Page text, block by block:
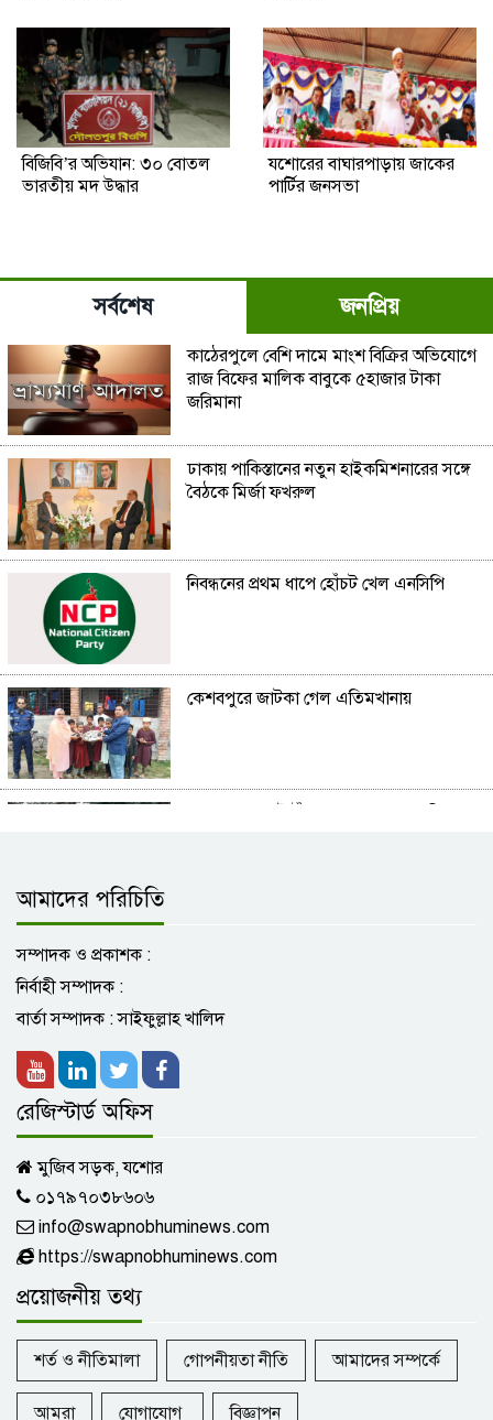
বিজিবি’র অভিযান: ৩০ বোতল
ভারতীয় মদ উদ্ধার
যশোরের বাঘারপাড়ায় জাকের
পার্টির জনসভা
সর্বশেষ জনপ্রিয়
কাঠেরপুলে বেশি দামে মাংশ বিক্রির অভিযোগে
রাজ বিফের মালিক বাবুকে ৫হাজার টাকা
জরিমানা
ঢাকায় পাকিস্তানের নতুন হাইকমিশনারের সঙ্গে
বৈঠকে মির্জা ফখরুল
নিবন্ধনের প্রথম ধাপে হোঁচট খেল এনসিপি
কেশবপুরে জাটকা গেল এতিমখানায়
সাবেক কাউন্সিলর ও বিএনপি নেতা নুরউন নবীর
৪র্থ মৃত্যুবার্ষিকী পালিত
আমাদের পরিচিতি
সম্পাদক ও প্রকাশক :
নির্বাহী সম্পাদক :
বার্তা সম্পাদক : সাইফুল্লাহ খালিদ
রেজিস্টার্ড অফিস
মুজিব সড়ক, যশোর
০১৭৯৭০৩৮৬০৬
info@swapnobhuminews.com
https://swapnobhuminews.com
প্রয়োজনীয় তথ্য
শর্ত ও নীতিমালা গোপনীয়তা নীতি আমাদের সম্পর্কে
আমরা যোগাযোগ বিজ্ঞাপন